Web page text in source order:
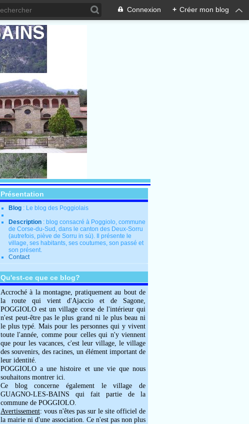
Connexion + Créer mon blog
Présentation
Blog : Le blog des Poggiolais
Description : blog consacré à Poggiolo, commune
de Corse-du-Sud, dans le canton des Deux-Sorru
(autrefois, piève de Sorru in sù). Il présente le
village, ses habitants, ses coutumes, son passé et
son présent.
Contact
Qu'est-ce que ce blog?
Accroché à la montagne, pratiquement au bout de
la route qui vient d'Ajaccio et de Sagone,
POGGIOLO est un village corse de l'intérieur qui
n'est peut-être pas le plus grand ni le plus beau ni
le plus typé. Mais pour les personnes qui y vivent
toute l'année, comme pour celles qui n'y viennent
que pour les vacances, c'est leur village, le village
des souvenirs, des racines, un élément important de
leur identité.
POGGIOLO a une histoire et une vie que nous
souhaitons montrer ici.
Ce blog concerne également le village de
GUAGNO-LES-BAINS qui fait partie de la
commune de POGGIOLO.
Avertissement: vous n'êtes pas sur le site officiel de
la mairie ni d'une association. Ce n'est pas non plus